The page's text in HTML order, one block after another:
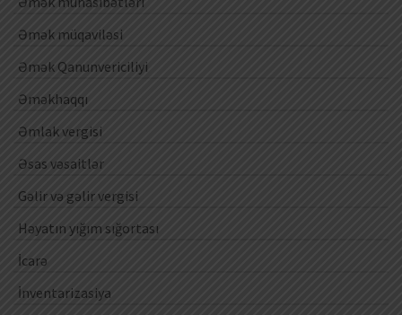
Əmək müqaviləsi
Əmək Qanunvericiliyi
Əməkhaqqı
Əmlak vergisi
Əsas vəsaitlər
Gəlir və gəlir vergisi
Həyatın yığım sığortası
İcarə
İnventarizasiya